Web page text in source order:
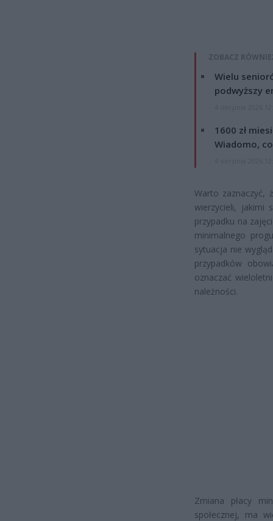
ZOBACZ
Wielu
podwyższy
1600 zł
Wiadomo,
Warto zaznaczyć,
wierzycieli, jakimi
przypadku na
minimalnego
sytuacja nie
przypadków
oznaczać
należności.
Zmiana płacy
społecznej, ma